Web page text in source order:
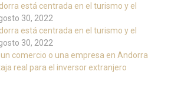
está centrada en el turismo y el
30, 2022
está centrada en el turismo y el
30, 2022
comercio o una empresa en Andorra
real para el inversor extranjero